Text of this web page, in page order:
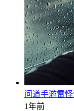
问道手游雷
1年前